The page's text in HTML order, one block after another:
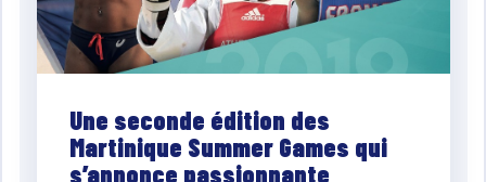
Une seconde édition des
Martinique Summer Games qui
s’annonce passionnante